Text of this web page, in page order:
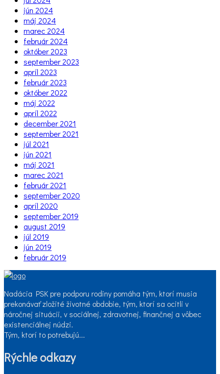
jún 2024
máj 2024
marec 2024
február 2024
október 2023
september 2023
apríl 2023
február 2023
október 2022
máj 2022
apríl 2022
december 2021
september 2021
júl 2021
jún 2021
máj 2021
marec 2021
február 2021
september 2020
apríl 2020
september 2019
august 2019
júl 2019
jún 2019
február 2019
Nadácia PSK pre podporu rodiny pomáha tým, ktorí musia
prekonávať zložité životné obdobie, tým, ktorí sa ocitli v
náročnej situácii, v sociálnej, zdravotnej, finančnej a vôbec
existenciálnej núdzi.
Tým, ktorí to potrebujú...
Rýchle odkazy